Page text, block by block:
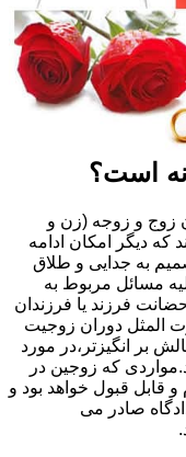
است؟
زوج و زوجه (زن و
که دیگر امکان ادامه
به جدایی و طلاق
مسائل مربوط به
فرزند یا فرزندان
المثل دوران زوجیت
بر انگیزتر،در مورد
که زوجین در
و قابل قبول خواهد بود و
صادر می